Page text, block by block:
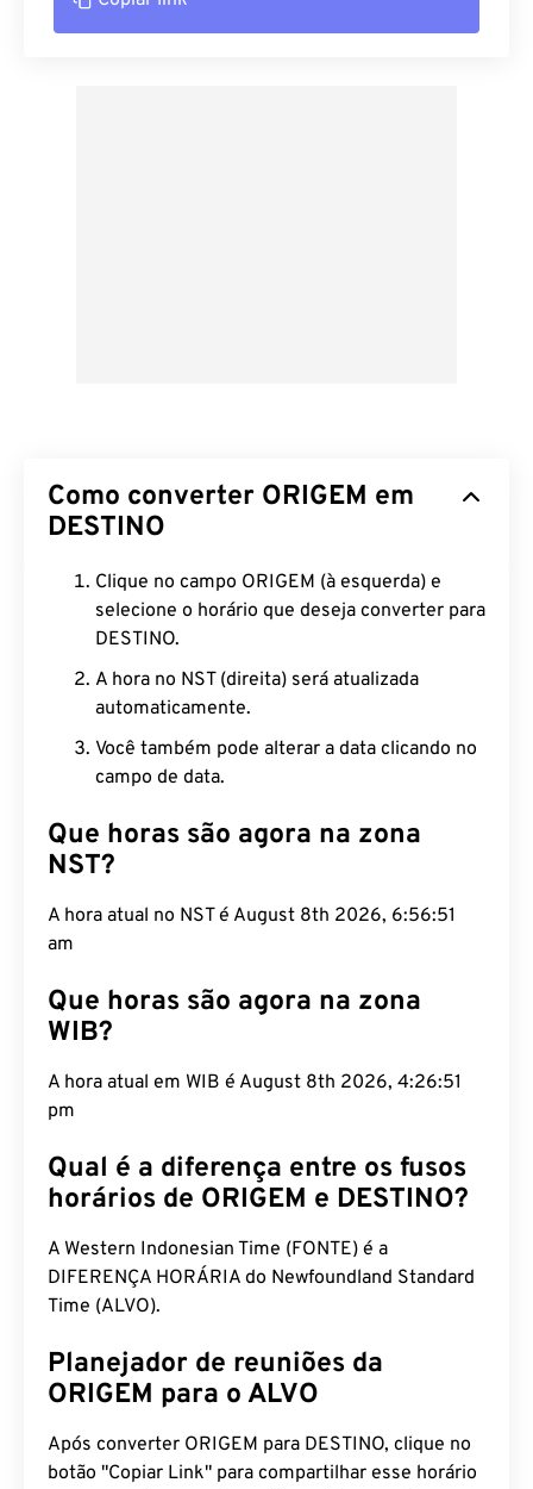
Como converter ORIGEM em
DESTINO
Clique no campo ORIGEM (à esquerda) e
selecione o horário que deseja converter para
DESTINO.
A hora no NST (direita) será atualizada
automaticamente.
Você também pode alterar a data clicando no
campo de data.
Que horas são agora na zona
NST?
A hora atual no NST é August 8th 2026, 6:56:52
am
Que horas são agora na zona
WIB?
A hora atual em WIB é August 8th 2026, 4:26:52
pm
Qual é a diferença entre os fusos
horários de ORIGEM e DESTINO?
A Western Indonesian Time (FONTE) é a
DIFERENÇA HORÁRIA do Newfoundland Standard
Time (ALVO).
Planejador de reuniões da
ORIGEM para o ALVO
Após converter ORIGEM para DESTINO, clique no
botão "Copiar Link" para compartilhar esse horário